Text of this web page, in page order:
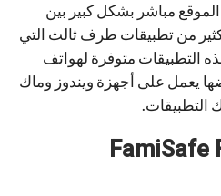
مباشر بشكل كبير بين
من تطبيقات طرف ثالث التي
التطبيقات متوفرة لهواتف
يعمل على أجهزة ويندوز وماك
التطبيقات.